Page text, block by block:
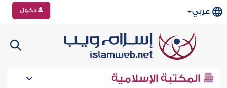
عربي دخول
المكتبة الإسلامية